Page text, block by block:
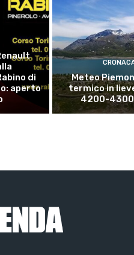
di
aperto
Meteo
termico in
4200-